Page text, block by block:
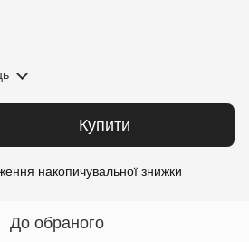
Купити
накопичувальної знижки
До обраного